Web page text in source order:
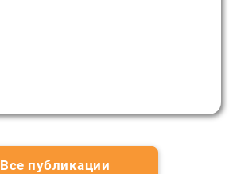
Все публикации